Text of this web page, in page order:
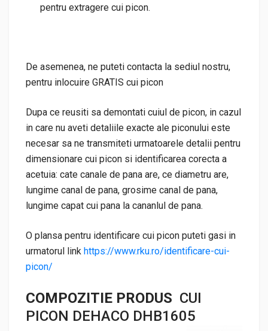
pentru extragere cui picon.
De asemenea, ne puteti contacta la sediul nostru,
pentru inlocuire GRATIS cui picon
Dupa ce reusiti sa demontati cuiul de picon, in cazul
in care nu aveti detaliile exacte ale piconului este
necesar sa ne transmiteti urmatoarele detalii pentru
dimensionare cui picon si identificarea corecta a
acetuia: cate canale de pana are, ce diametru are,
lungime canal de pana, grosime canal de pana,
lungime capat cui pana la cananlul de pana.
O plansa pentru identificare cui picon puteti gasi in
urmatorul link https://www.rku.ro/identificare-cui-
picon/
COMPOZITIE PRODUS CUI
PICON DEHACO DHB1605